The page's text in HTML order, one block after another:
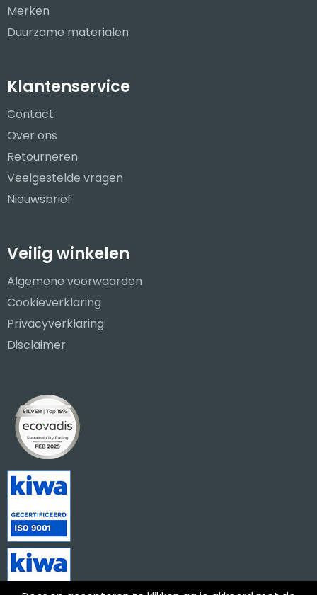
Merken
Duurzame materialen
Klantenservice
Contact
Over ons
Retourneren
Veelgestelde vragen
Nieuwsbrief
Veilig winkelen
Algemene voorwaarden
Cookieverklaring
Privacyverklaring
Disclaimer